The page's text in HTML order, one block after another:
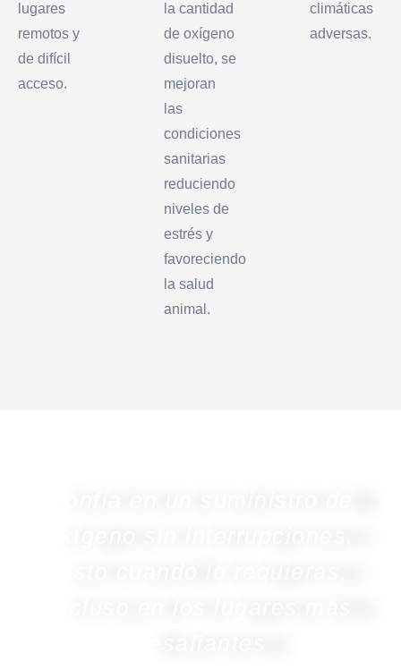
lugares
remotos y
de difícil
acceso.
la cantidad
de oxígeno
disuelto, se
mejoran
las
condiciones
sanitarias
reduciendo
niveles de
estrés y
favoreciendo
la salud
animal.
climáticas
adversas.